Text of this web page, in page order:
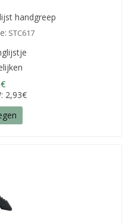
handgreep
STC617
2,93€